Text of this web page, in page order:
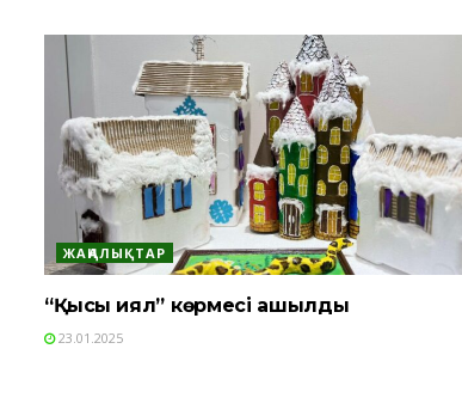
ЖАҢАЛЫҚТАР
“Қысқы қиял” көрмесі ашылды
23.01.2025